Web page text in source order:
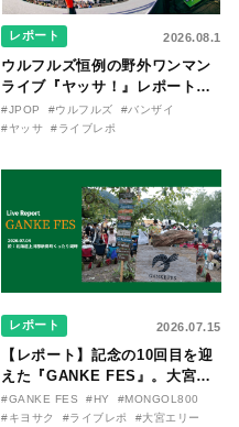
レポート 2026.08.1
ウルフルズ恒例の野外ワンマン
ライブ『ヤッサ！』レポート！
リリースから30年を迎えたアル
バム『バンザイ』完全再現に、
た日。
#JPOP #ウルフルズ
#バンザイ
#ヤッサ
#ライブレポ
レポート 2026.07.15
【レポート】記念の10回目を迎
えた『GANKE FES』。大宮エ
リー作『アイヌの神々の崖』を
前に、キヨサク
#GANKE FES #HY
#MONGOL800
#キヨサク
#ライブレポ #大宮エリー